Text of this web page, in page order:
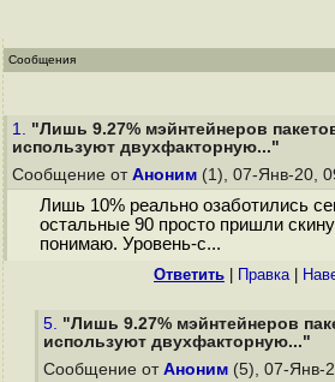
Сообщения
1. "Лишь 9.27% мэйнтейнеров
используют двухфакторную..."
Сообщение от Аноним (1), 07-Янв-20,
Лишь 10% реально озаботились
остальные 90 просто пришли
понимаю. Уровень-с...
Ответить Правка|
5. "Лишь 9.27% мэйнтейнеров
используют двухфакторную..."
Сообщение от Аноним (5), 07-Янв-